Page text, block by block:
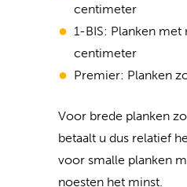
centimeter
1-BIS: Planken met
centimeter
Premier: Planken
Voor brede planken
betaalt u dus relatief
voor smalle planken
noesten het minst.